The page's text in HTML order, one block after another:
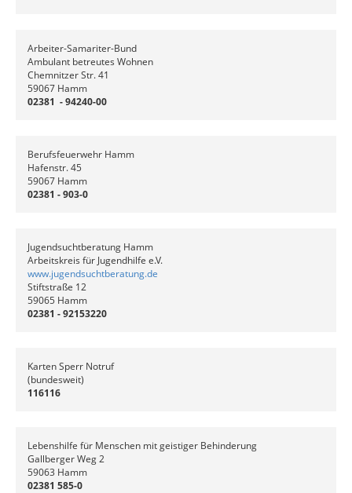
Arbeiter-Samariter-Bund
Ambulant betreutes Wohnen
Chemnitzer Str. 41
59067 Hamm
02381 - 94240-00
Berufsfeuerwehr Hamm
Hafenstr. 45
59067 Hamm
02381 - 903-0
Jugendsuchtberatung Hamm
Arbeitskreis für Jugendhilfe e.V.
www.jugendsuchtberatung.de
Stiftstraße 12
59065 Hamm
02381 - 92153220
Karten Sperr Notruf
(bundesweit)
116116
Lebenshilfe für Menschen mit geistiger Behinderung
Gallberger Weg 2
59063 Hamm
02381 585-0